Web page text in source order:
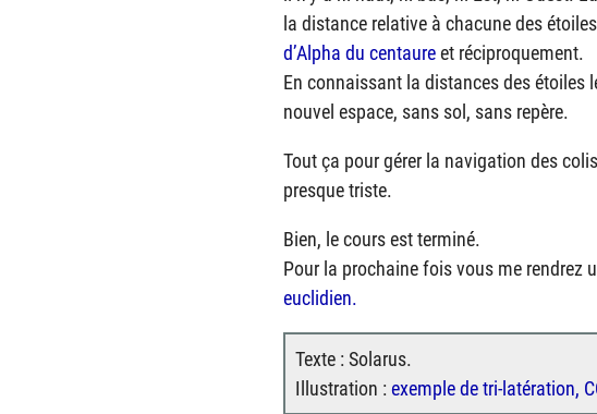
la distance relative à chacune des
d’Alpha du centaureet réciproquement.
En connaissant la distances des étoiles
nouvel espace, sans sol, sans repère.
Tout ça pour gérer la navigation des
presque triste.
Bien, le cours est terminé.
Pour la prochaine fois vous me rendrez
euclidien.
Texte : Solarus.
Illustration :exemple de tri-latération,